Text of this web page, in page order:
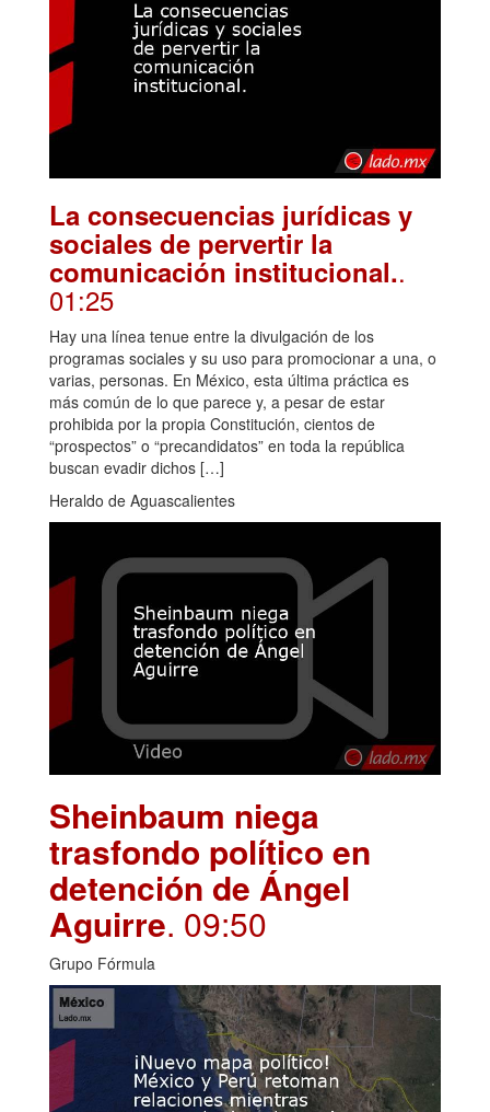
La consecuencias jurídicas y
sociales de pervertir la
comunicación institucional..
01:25
Hay una línea tenue entre la divulgación de los
programas sociales y su uso para promocionar a una, o
varias, personas. En México, esta última práctica es
más común de lo que parece y, a pesar de estar
prohibida por la propia Constitución, cientos de
“prospectos” o “precandidatos” en toda la república
buscan evadir dichos […]
Heraldo de Aguascalientes
Sheinbaum niega
trasfondo político en
detención de Ángel
Aguirre. 09:50
Grupo Fórmula